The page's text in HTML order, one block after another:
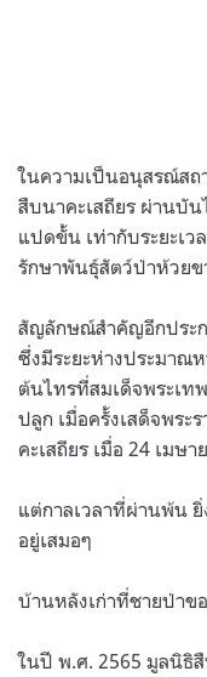
ในความเป็นอนุสรณ์ส
สืบนาคะเสถียร ผ่านบั
แปดขั้น เท่ากับระยะเ
รักษาพันธุ์สัตว์ป่าห้วยข
สัญลักษณ์สำคัญอีกประ
ซึ่งมีระยะห่างประมาณ
ต้นไทรที่สมเด็จพระเท
ปลูก เมื่อครั้งเสด็จพร
คะเสถียร เมื่อ 24 เมษา
แต่กาลเวลาที่ผ่านพ้น
อยู่เสมอๆ
บ้านหลังเก่าที่ชายป่าข
ในปี พ.ศ. 2565 มูลนิธิ